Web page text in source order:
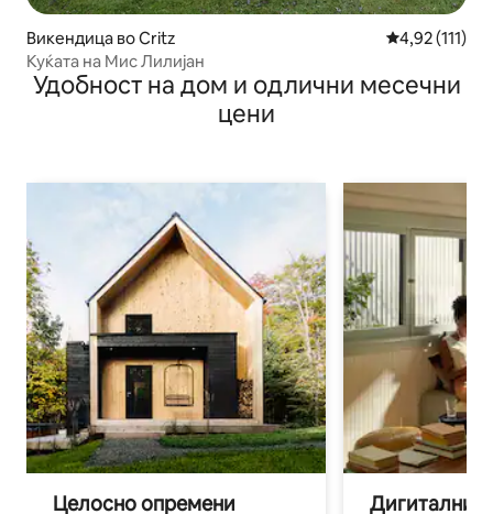
Викендица во Critz Просечна
4,92 (111)
Куќата на Мис Лилијан
Удобност на дом и одлични месечни
цени
Целосно опремени Дигитални